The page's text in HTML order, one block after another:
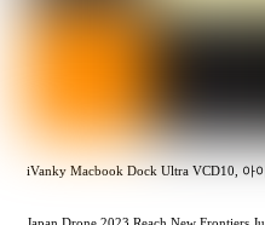
iVanky Macbook Dock Ultra VCD10, 아